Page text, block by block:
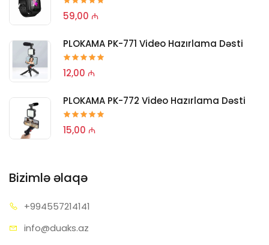
59,00 ₼
PLOKAMA PK-771 Video Hazırlama Dəsti
12,00 ₼
PLOKAMA PK-772 Video Hazırlama Dəsti
15,00 ₼
Bizimlə əlaqə
+994557214141
info@duaks.az